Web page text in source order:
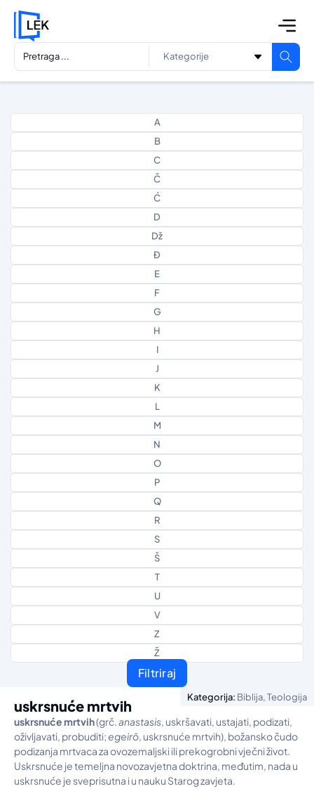
A
B
C
Č
Ć
D
Dž
Đ
E
F
G
H
I
J
K
L
M
N
O
P
Q
R
S
Š
T
U
V
Z
Ž
Filtriraj
Kategorija: Biblija,Teologija
uskrsnuće mrtvih
uskrsnuće mrtvih(grč.anastasis, uskršavati, ustajati, podizati,
oživljavati, probuditi;egeirō, uskrsnuće mrtvih), božansko čudo
podizanja mrtvaca za ovozemaljski ili prekogrobni vječni život.
Uskrsnuće je temeljna novozavjetna doktrina, međutim, nada u
uskrsnuće je sveprisutna i u nauku Starog zavjeta.